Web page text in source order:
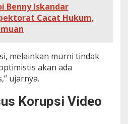
Benny Iskandar
Cacat Hukum,
melainkan murni tindak
akan ada
ujarnya.
Korupsi Video